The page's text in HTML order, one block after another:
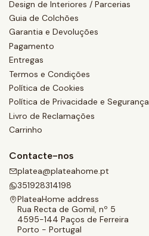
Design de Interiores / Parcerias
Guia de Colchões
Garantia e Devoluções
Pagamento
Entregas
Termos e Condições
Política de Cookies
Política de Privacidade e Segurança
Livro de Reclamações
Carrinho
Contacte-nos
platea@plateahome.pt
351928314198
PlateaHome address
Rua Recta de Gomil, nº 5
4595-144 Paços de Ferreira
Porto - Portugal